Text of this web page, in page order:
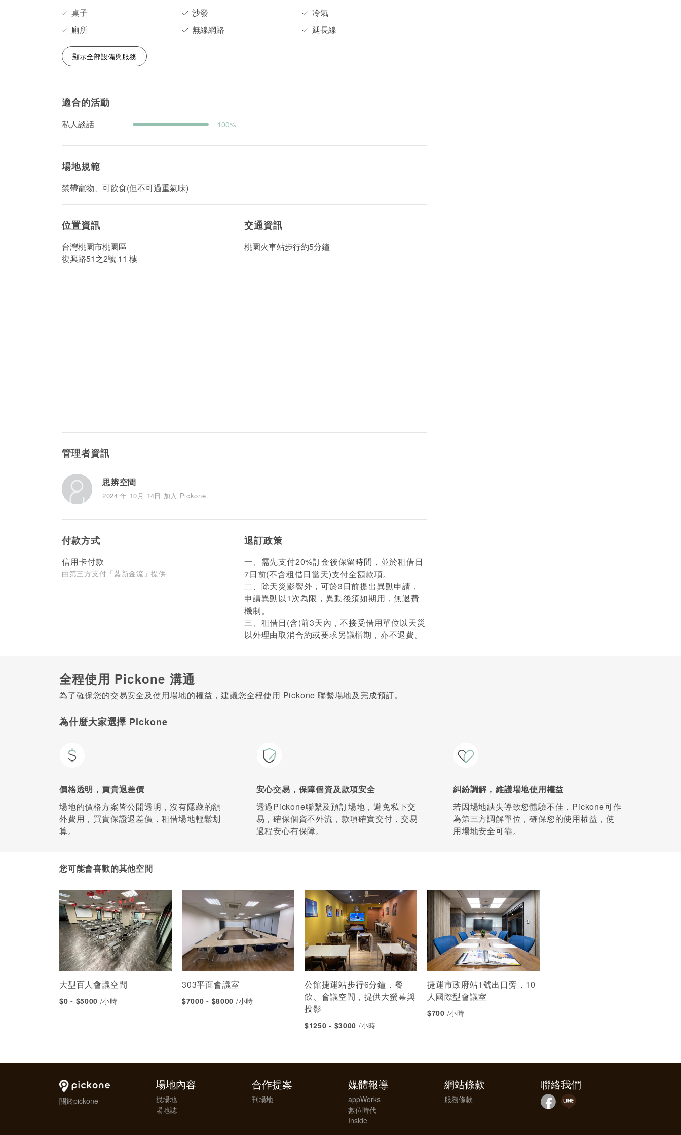
桌子 沙發
冷氣
廁所
無線網路 延長線
顯示全部設備與服務
適合的活動
私人談話 100%
場地規範
禁帶寵物、可飲食(但不可過重氣味)
位置資訊
台灣桃園市桃園區
復興路51之2號 11 樓
交通資訊
桃園火車站步行約5分鐘
管理者資訊
思辨空間
2024 年 10月 14日 加入 Pickone
付款方式
信用卡付款
由第三方支付「藍新金流」提供
退訂政策
一、需先支付20%訂金後保留時間，並於租借日
7日前(不含租借日當天)支付全額款項。
二、除天災影響外，可於3日前提出異動申請，
申請異動以1次為限，異動後須如期用，無退費
機制。
三、租借日(含)前3天內，不接受借用單位以天災
以外理由取消合約或要求另議檔期，亦不退費。
全程使用 Pickone 溝通
為了確保您的交易安全及使用場地的權益，建議您全程使用 Pickone 聯繫場地及完成預訂。
為什麼大家選擇 Pickone
價格透明，買貴退差價
場地的價格方案皆公開透明，沒有隱藏的額
外費用，買貴保證退差價，租借場地輕鬆划
算。
安心交易，保障個資及款項安全
透過Pickone聯繫及預訂場地，避免私下交
易，確保個資不外流，款項確實交付，交易
過程安心有保障。
糾紛調解，維護場地使用權益
若因場地缺失導致您體驗不佳，Pickone可作
為第三方調解單位，確保您的使用權益，使
用場地安全可靠。
您可能會喜歡的其他空間
大型百人會議空間
$0 - $5000 /小時
303平面會議室
$7000 - $8000 /小時
公館捷運站步行6分鐘，餐
飲、會議空間，提供大螢幕與
投影
$1250 - $3000 /小時
捷運市政府站1號出口旁，10
人國際型會議室
$700 /小時
關於pickone
場地內容
找場地
場地誌
合作提案
刊場地
媒體報導
appWorks
數位時代
Inside
網站條款
服務條款
聯絡我們